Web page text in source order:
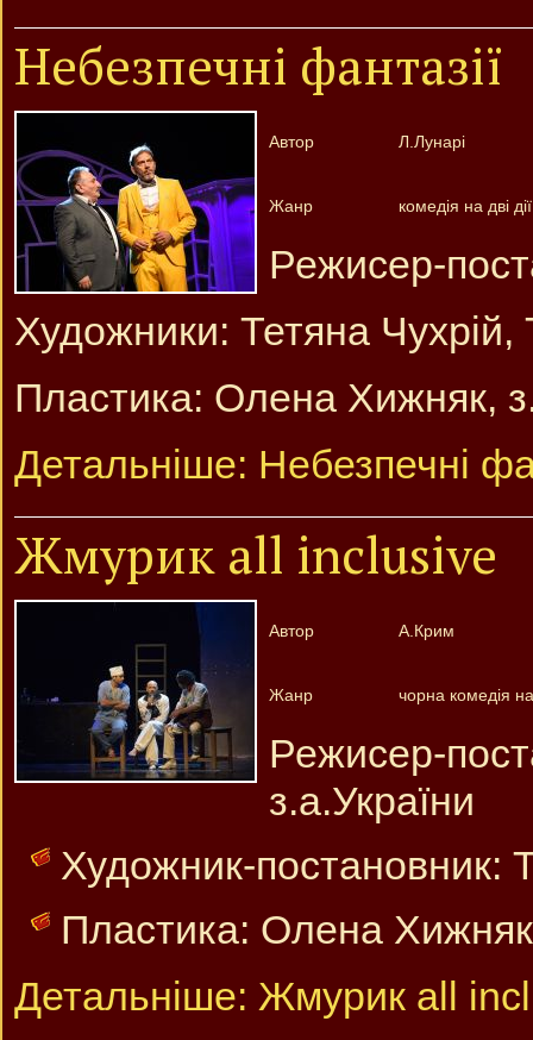
Небезпечні фантазії
Автор Л.Лунарі
Жанр комедія на дві дії
Режисер-
Художники: Тетяна
Пластика: Олена Хижняк,
Детальніше: Небезпечні
Жмурик all inclusive
Автор А.Крим
Жанр чорна комедія на
Режисер-
з.а.України
Художник-постановник:
Пластика: Олена
Детальніше: Жмурик all